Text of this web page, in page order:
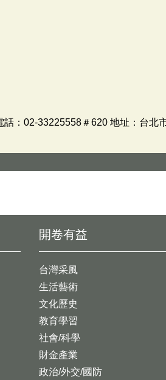
：02-33225558＃620 地址：台北
開卷有益
台灣采風
生活藝術
文化歷史
教育學習
社會/科學
財金產業
政治/外交/國防